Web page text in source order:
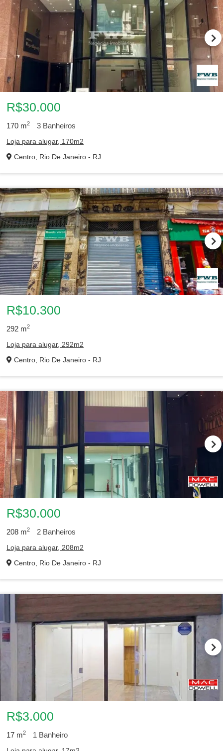
R$30.000
170 m2 3 Banheiros
Loja para alugar, 170m2
Centro, Rio De Janeiro - RJ
R$10.300
292 m2
Loja para alugar, 292m2
Centro, Rio De Janeiro - RJ
R$30.000
208 m2 2 Banheiros
Loja para alugar, 208m2
Centro, Rio De Janeiro - RJ
R$3.000
17 m2 1 Banheiro